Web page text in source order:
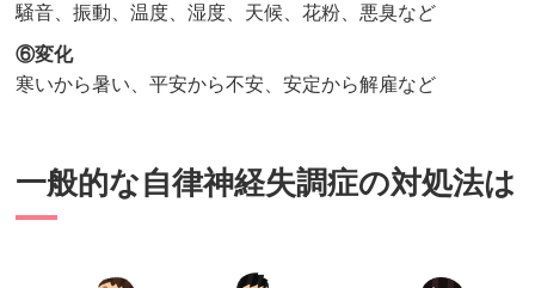
騒音、振動、温度、湿度、天候、花粉、悪臭など
⑥変化
寒いから暑い、平安から不安、安定から解雇など
一般的な自律神経失調症の対処法は